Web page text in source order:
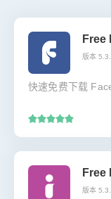
Free
版本
快速免费下载
Free
版本